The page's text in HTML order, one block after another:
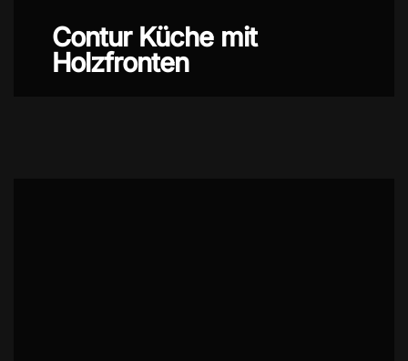
Contur Küche mit
Holzfronten